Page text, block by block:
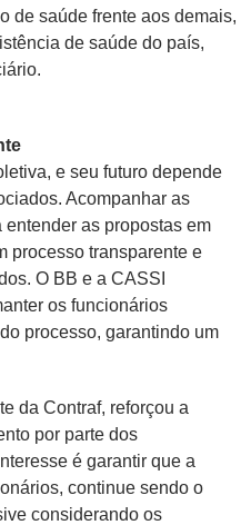
de saúde frente aos demais,
de saúde do país,
e seu futuro depende
Acompanhar as
as propostas em
processo transparente e
O BB e a CASSI
os funcionários
processo, garantindo um
da Contraf, reforçou a
por parte dos
é garantir que a
continue sendo o
considerando os